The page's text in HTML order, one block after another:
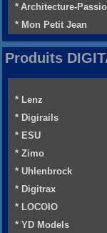
* Architecture-
* Mon Petit Jean
Produits
* Lenz
* Digirails
* ESU
* Zimo
* Uhlenbrock
* Digitrax
* LOCOIO
* YD Models